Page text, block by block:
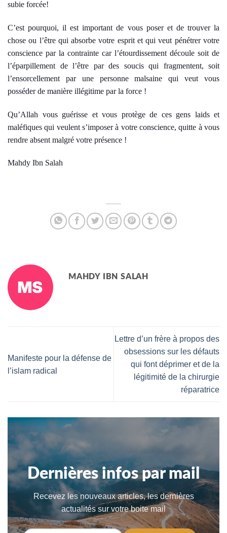
subie forcée!
C’est pourquoi, il est important de vous poser et de trouver la
chose ou l’être qui absorbe votre esprit et qui veut pénétrer votre
conscience par la contrainte car l’étourdissement découle soit de
l’éparpillement de l’être par des soucis qui fragmentent, soit
l’ensorcellement par une personne malsaine qui veut vous
posséder de manière illégitime par la force !
Qu’Allah vous guérisse et vous protège de ces gens laids et
maléfiques qui veulent s’imposer à votre conscience, quitte à vous
rendre absent malgré votre présence !
Mahdy Ibn Salah
MAHDY IBN SALAH
Manifeste pour la défense de
l’islam radical
Lettre d’un frère à propos des
obsessions sur les défauts
qui font déprimer et de la
légitimité de la chirurgie
réparatrice
Dernières infos par mail
Recevez les nouveaux articles, les dernières
actualités sur votre boite mail